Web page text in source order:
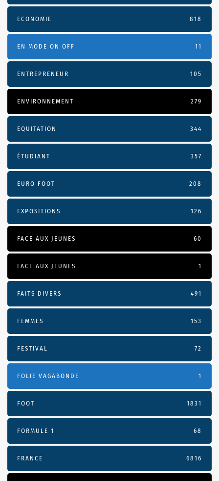
ECONOMIE 818
EN MODE ON OFF 11
ENTREPRENEUR 105
ENVIRONNEMENT 279
EQUITATION 344
ÉTUDIANT 357
EURO FOOT 208
EXPOSITIONS 126
FACE AUX JEUNES 60
FACE AUX JEUNES 1
FAITS DIVERS 491
FEMMES 153
FESTIVAL 72
FOLIE VAGABONDE 1
FOOT 1831
FORMULE 1 68
FRANCE 6816